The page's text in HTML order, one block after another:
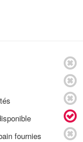
fournies